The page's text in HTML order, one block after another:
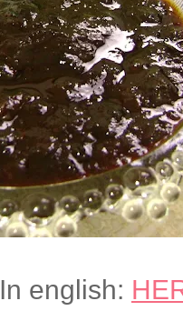
In english: